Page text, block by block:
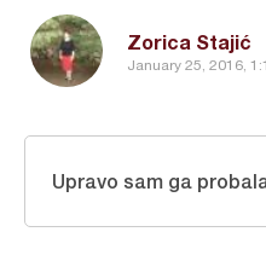
Zorica Stajić
January 25, 2016,
Upravo sam ga